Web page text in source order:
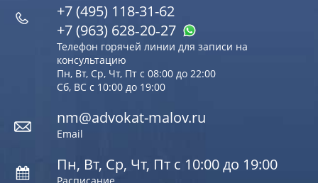
+7 (495) 118-31-62
+7 (963) 628‑20‑27
Телефон горячей линии для записи на
консультацию
Пн, Вт, Ср, Чт, Пт с 08:00 до 22:00
Сб, ВС с 10:00 до 19:00
nm@advokat-malov.ru
Email
Пн, Вт, Ср, Чт, Пт с 10:00 до 19:00